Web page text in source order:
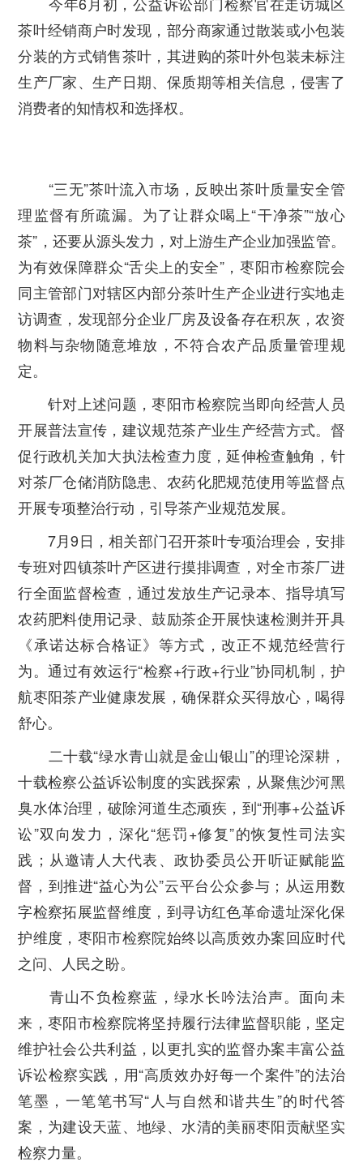
茶叶经销商户时发现，部分商家通过散装或小包装
分装的方式销售茶叶，其进购的茶叶外包装未标注
生产厂家、生产日期、保质期等相关信息，侵害了
消费者的知情权和选择权。
“三无”茶叶流入市场，反映出茶叶质量安全管
理监督有所疏漏。为了让群众喝上“干净茶”“放心
茶”，还要从源头发力，对上游生产企业加强监管。
为有效保障群众“舌尖上的安全”，枣阳市检察院会
同主管部门对辖区内部分茶叶生产企业进行实地走
访调查，发现部分企业厂房及设备存在积灰，农资
物料与杂物随意堆放，不符合农产品质量管理规
定。
针对上述问题，枣阳市检察院当即向经营人员
开展普法宣传，建议规范茶产业生产经营方式。督
促行政机关加大执法检查力度，延伸检查触角，针
对茶厂仓储消防隐患、农药化肥规范使用等监督点
开展专项整治行动，引导茶产业规范发展。
7月9日，相关部门召开茶叶专项治理会，安排
专班对四镇茶叶产区进行摸排调查，对全市茶厂进
行全面监督检查，通过发放生产记录本、指导填写
农药肥料使用记录、鼓励茶企开展快速检测并开具
《承诺达标合格证》等方式，改正不规范经营行
为。通过有效运行“检察+行政+行业”协同机制，护
航枣阳茶产业健康发展，确保群众买得放心，喝得
舒心。
二十载“绿水青山就是金山银山”的理论深耕，
十载检察公益诉讼制度的实践探索，从聚焦沙河黑
臭水体治理，破除河道生态顽疾，到“刑事+公益诉
讼”双向发力，深化“惩罚+修复”的恢复性司法实
践；从邀请人大代表、政协委员公开听证赋能监
督，到推进“益心为公”云平台公众参与；从运用数
字检察拓展监督维度，到寻访红色革命遗址深化保
护维度，枣阳市检察院始终以高质效办案回应时代
之问、人民之盼。
青山不负检察蓝，绿水长吟法治声。面向未
来，枣阳市检察院将坚持履行法律监督职能，坚定
维护社会公共利益，以更扎实的监督办案丰富公益
诉讼检察实践，用“高质效办好每一个案件”的法治
笔墨，一笔笔书写“人与自然和谐共生”的时代答
案，为建设天蓝、地绿、水清的美丽枣阳贡献坚实
检察力量。